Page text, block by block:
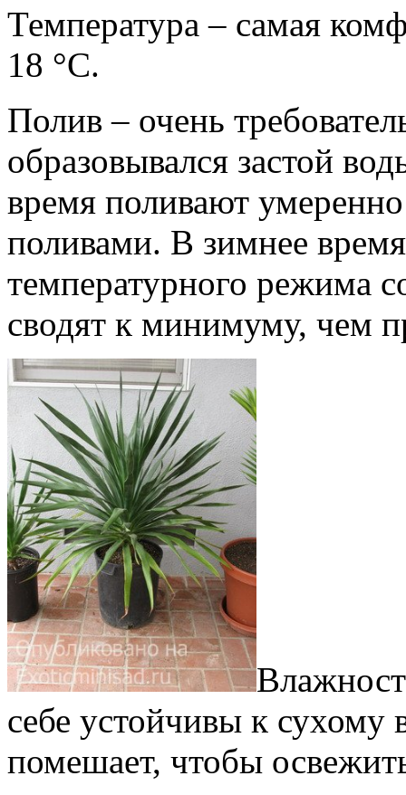
Температура – самая
18 °С.
Полив – очень
образовывался застой
время поливают
поливами. В зимнее
температурного режима
сводят к минимуму, чем
себе устойчивы к
помешает, чтобы